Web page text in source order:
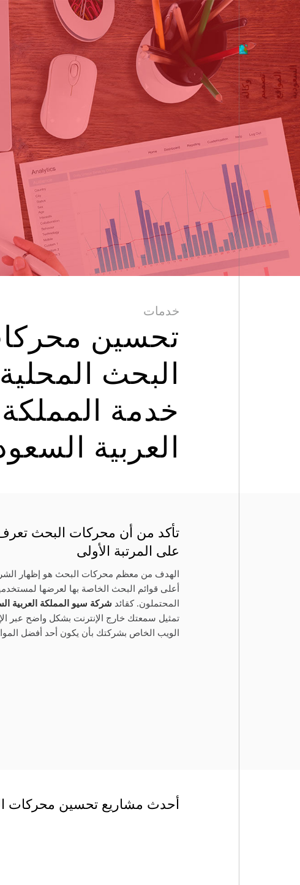
خدمات
تحسين
البحث المحلية
خدمة المملكة
العربية
تأكد من أن محركات البحث
على المرتبة الأولى
الهدف من معظم محركات البحث هو إظهار
أعلى قوائم البحث الخاصة بها لعرضها
المحتملون. كقائد شركة سيو المملكة العربية
تمثيل سمعتك خارج الإنترنت بشكل واضح عبر
الويب الخاص بشركتك بأن يكون أحد أفضل
أحدث مشاريع تحسين محركات